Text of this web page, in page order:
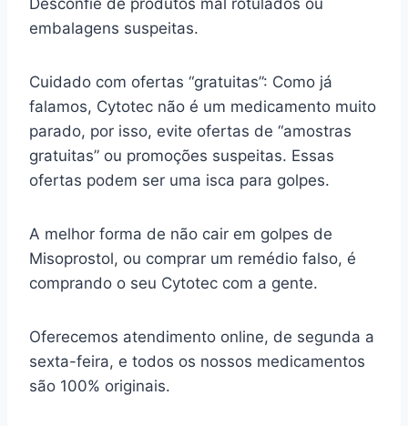
embalagens suspeitas.
Cuidado com ofertas “gratuitas”: Como já
falamos, Cytotec não é um medicamento muito
parado, por isso, evite ofertas de “amostras
gratuitas” ou promoções suspeitas. Essas
ofertas podem ser uma isca para golpes.
A melhor forma de não cair em golpes de
Misoprostol, ou comprar um remédio falso, é
comprando o seu Cytotec com a gente.
Oferecemos atendimento online, de segunda a
sexta-feira, e todos os nossos medicamentos
são 100% originais.